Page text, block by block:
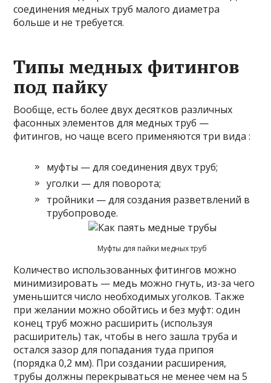
соединения медных труб малого диаметра
больше и не требуется.
Типы медных фитингов
под пайку
Вообще, есть более двух десятков различных
фасонных элементов для медных труб —
фитингов, но чаще всего применяются три вида :
муфты — для соединения двух труб;
уголки — для поворота;
тройники — для создания разветвлений в
трубопроводе.
Муфты для пайки медных труб
Количество использованных фитингов можно
минимизировать — медь можно гнуть, из-за чего
уменьшится число необходимых уголков. Также
при желании можно обойтись и без муфт: один
конец труб можно расширить (используя
расширитель) так, чтобы в него зашла труба и
остался зазор для попадания туда припоя
(порядка 0,2 мм). При создании расширения,
трубы должны перекрываться не менее чем на 5